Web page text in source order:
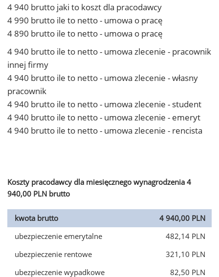
4 940 brutto jaki to koszt dla pracodawcy
4 990 brutto ile to netto - umowa o pracę
4 890 brutto ile to netto - umowa o pracę
4 940 brutto ile to netto - umowa zlecenie - pracownik
innej firmy
4 940 brutto ile to netto - umowa zlecenie - własny
pracownik
4 940 brutto ile to netto - umowa zlecenie - student
4 940 brutto ile to netto - umowa zlecenie - emeryt
4 940 brutto ile to netto - umowa zlecenie - rencista
Koszty pracodawcy dla miesięcznego wynagrodzenia 4
940,00 PLN brutto
kwota brutto
4 940,00 PLN
ubezpieczenie emerytalne
482,14 PLN
ubezpieczenie rentowe
321,10 PLN
ubezpieczenie wypadkowe
82,50 PLN